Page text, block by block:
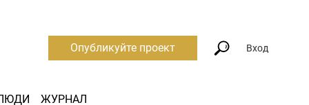
ЖУРНАЛ
Опубликуйте проект Вход